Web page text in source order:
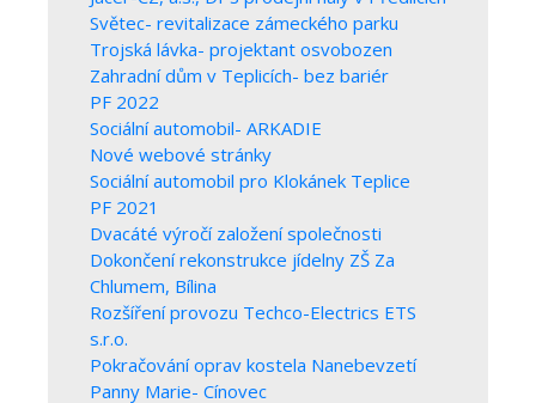
Světec- revitalizace zámeckého parku
Trojská lávka- projektant osvobozen
Zahradní dům v Teplicích- bez bariér
PF 2022
Sociální automobil- ARKADIE
Nové webové stránky
Sociální automobil pro Klokánek Teplice
PF 2021
Dvacáté výročí založení společnosti
Dokončení rekonstrukce jídelny ZŠ Za
Chlumem, Bílina
Rozšíření provozu Techco-Electrics ETS
s.r.o.
Pokračování oprav kostela Nanebevzetí
Panny Marie- Cínovec